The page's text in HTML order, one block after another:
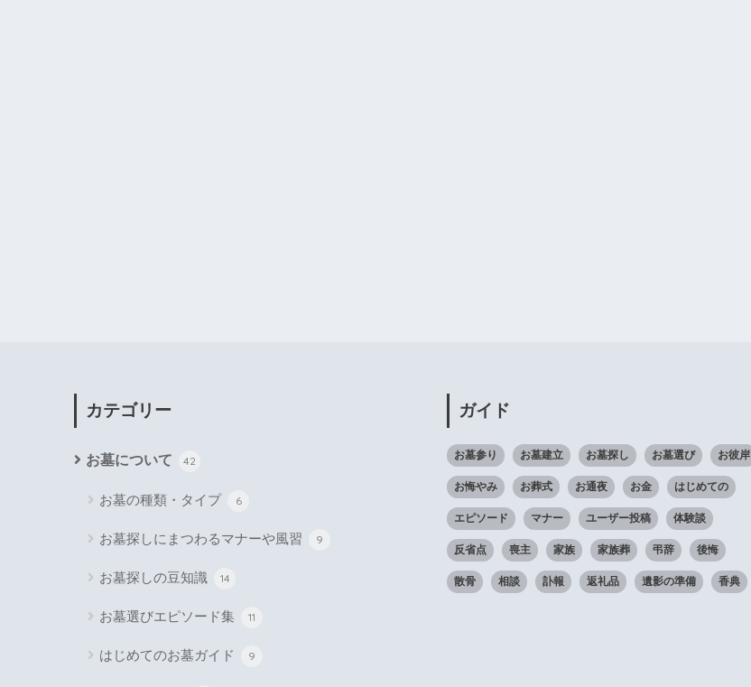
カテゴリー
お墓について 42
お墓の種類・タイプ 6
お墓探しにまつわるマナーや風習 9
お墓探しの豆知識 14
お墓選びエピソード集 11
はじめてのお墓ガイド 9
ガイド
お墓参り お墓建立 お墓探し お墓選び お彼岸
お悔やみ お葬式 お通夜 お金 はじめての
エピソード マナー ユーザー投稿 体験談
反省点 喪主 家族 家族葬 弔辞 後悔
散骨 相談 訃報 返礼品 遺影の準備 香典